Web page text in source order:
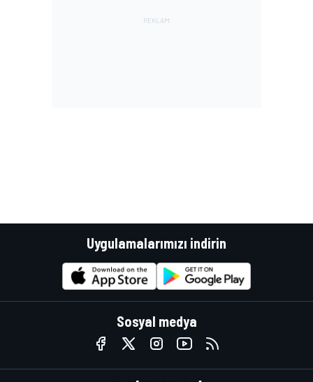
Uygulamalarımızı indirin
Sosyal medya